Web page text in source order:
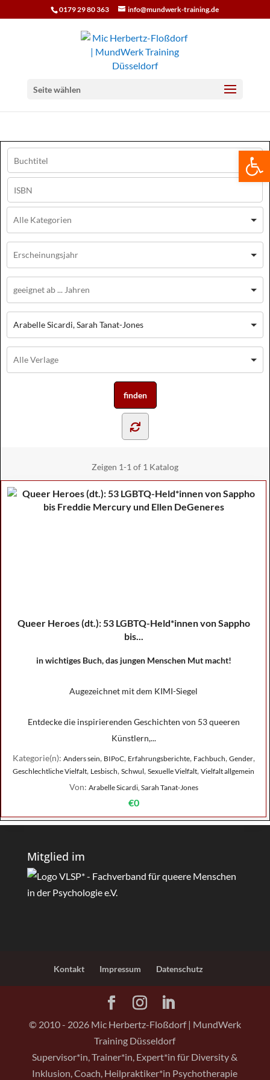
0179 29 80 363 info@mundwerk-training.de
Seite wählen
Arabelle Sicardi, Sarah Tanat-Jones
Zeigen 1-1 of 1 Katalog
Queer Heroes (dt.): 53 LGBTQ-Held*innen von Sappho
bis...
in wichtiges Buch, das jungen Menschen Mut macht!
Augezeichnet mit dem KIMI-Siegel
Entdecke die inspirierenden Geschichten von 53 queeren
Künstlern,...
Kategorie(n): Anders sein, BIPoC, Erfahrungsberichte, Fachbuch, Gender,
Geschlechtliche Vielfalt, Lesbisch, Schwul, Sexuelle Vielfalt, Vielfalt allgemein
Von: Arabelle Sicardi, Sarah Tanat-Jones
€0
Mitglied im
Kontakt Impressum Datenschutz
© 2010 - 2026Mic Herbertz-Floßdorf | MundWerk
Training Düsseldorf
Supervisor*in, Trainer*in, Expert*in für Diversity &
Inklusion, Coach, Heilpraktiker*in Psychotherapie